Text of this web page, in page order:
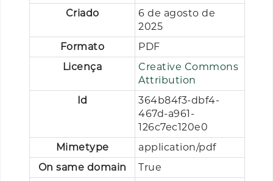
Criado
6 de agosto de
2025
Formato
PDF
Licença
Creative Commons
Attribution
Id
364b84f3-dbf4-
467d-a961-
126c7ec120e0
Mimetype
application/pdf
On same domain
True